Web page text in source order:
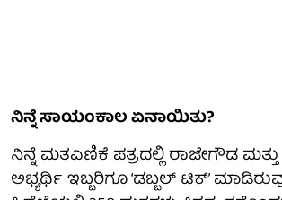
ನಿನ್ನೆ ಸಾಯಂಕಾಲ ಏನಾಯಿತು?
ನಿನ್ನೆ ಮತಎಣಿಕೆ ಪತ್ರದಲ್ಲಿ ರಾಜೇಗೌಡ ಮತ್ತು
ಅಭ್ಯರ್ಥಿ ಇಬ್ಬರಿಗೂ ‘ಡಬ್ಬಲ್ ಟಿಕ್’